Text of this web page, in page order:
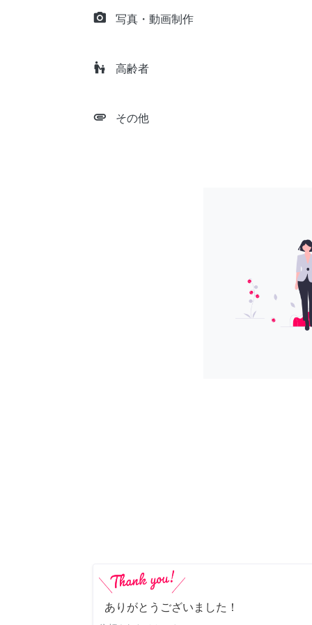
camera_alt 写真・動画制作
escalator_warning 高齢者
attachment その他
ありがとうございました！